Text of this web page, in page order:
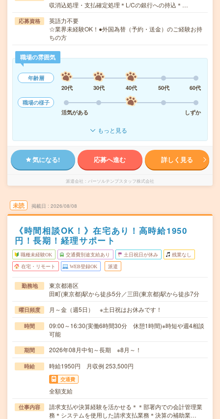
収消込処理・支払確定処理＊L/Cの銀行への持込＊…
応募資格
英語力不要
☆業界未経験OK！●外国為替（予約・送金）のご経験お持
ちの方
職場の雰囲気
年齢層
20代
30代 40代 50代
60代
職場の様子
活気がある
しずか
もっと見る
気になる! 応募へ進む 詳しく見る
派遣会社 パーソルテンプスタッフ株式会社
未読 掲載日 2026/08/08
《時間相談OK！》在宅あり！高時給1950
円！長期！経理サポート
職種未経験OK 交通費別途支給あり 土日祝日が休み 残業なし
在宅・リモート WEB登録OK 派遣
勤務地
東京都港区
田町(東京都)駅から徒歩5分／三田(東京都)駅から徒歩7分
曜日頻度 月～金（週5日） ※土日祝はお休みです！
時間
09:00～16:30(実働6時間30分 休憩1時間)※時短や週4相談
可能
期間 2026年08月中旬～長期 ※8月～！
時給 時給1950円 月収例 253,500円
交通費
全額支給
仕事内容
請求支払や決算経験を活かせる＊＊部署内での会計管理業
務＊システムを使用した請求支払業務＊決算の補助業…